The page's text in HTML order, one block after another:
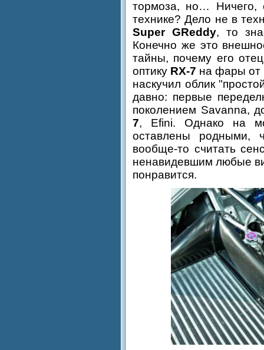
тормоза, но…
технике? Дело не в
Super GReddy, то
Конечно же это
тайны, почему его
оптику RX-7 на фары от
наскучил облик
давно: первые
поколением Savanna,
7, Efini. Однако на
оставлены родными,
вообще-то считать
ненавидевшим любые
понравится.